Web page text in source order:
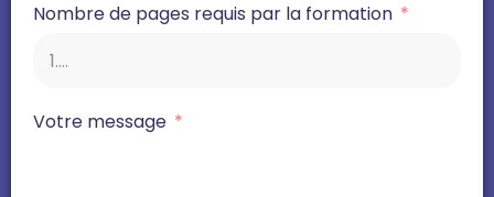
Nombre de pages requis par la formation
Votre message